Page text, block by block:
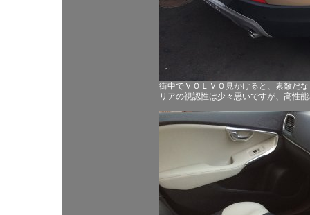
街中でＶＯＬＶＯ見かけると、素敵だ
リアの視認性は少々悪いですが、高性